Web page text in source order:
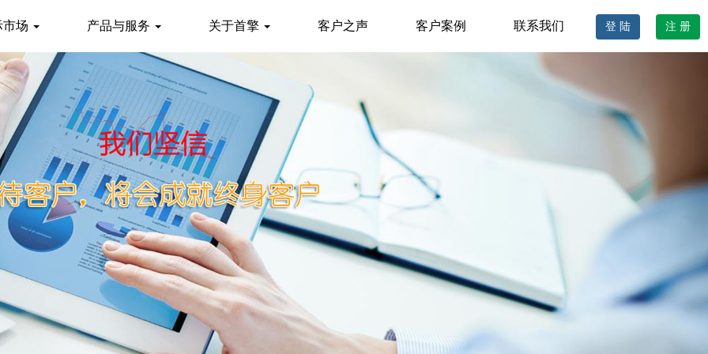
市场 产品与服务 关于首擎 客户之声 客户案例 联系我们 登 陆 注 册